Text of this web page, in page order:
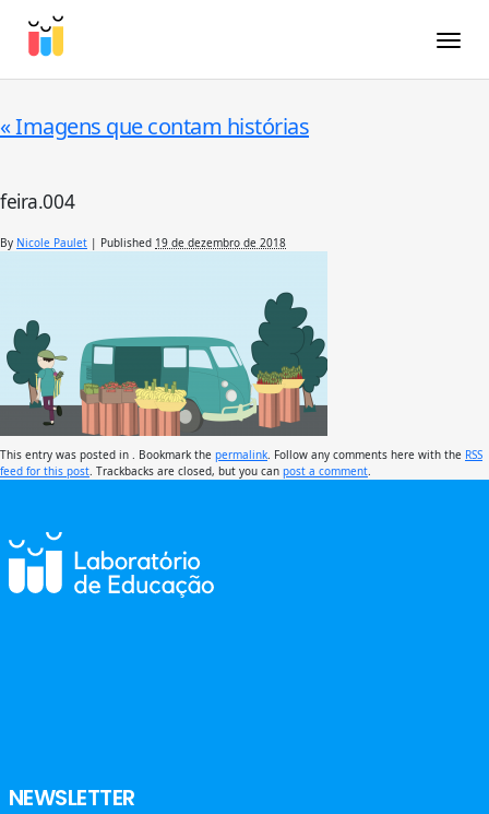
«Imagens que contam histórias
feira.004
By Nicole Paulet | Published 19 de dezembro de 2018
This entry was posted in . Bookmark the permalink . Follow any comments here with the RSS
feed for this post . Trackbacks are closed, but you can post a comment
NEWSLETTER